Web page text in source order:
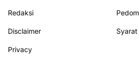
Redaksi
Disclaimer
Privacy